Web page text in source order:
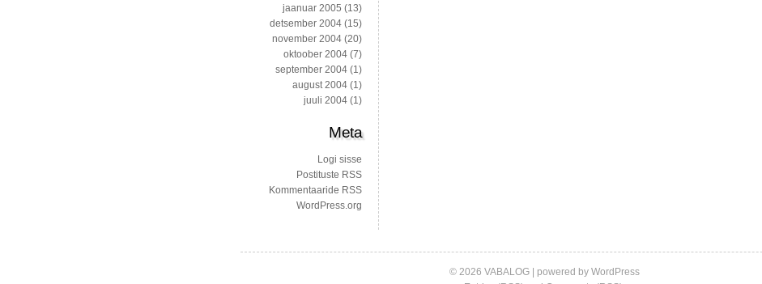
jaanuar 2005 (13)
detsember 2004 (15)
november 2004 (20)
oktoober 2004 (7)
september 2004 (1)
august 2004 (1)
juuli 2004 (1)
Meta
Logi sisse
Postituste RSS
Kommentaaride RSS
WordPress.org
© 2026 VABALOG | powered by WordPress